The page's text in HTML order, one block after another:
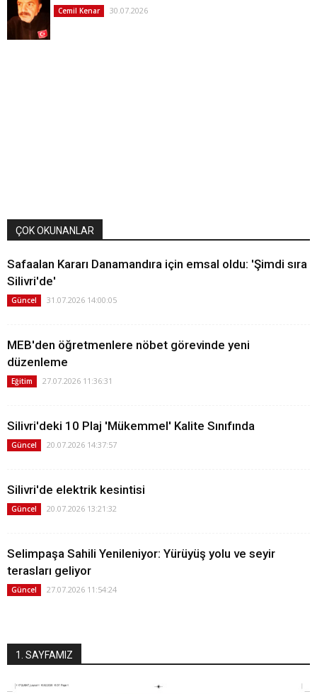
Cemil Kenar 30.07.2026
ÇOK OKUNANLAR
Safaalan Kararı Danamandıra için emsal oldu: 'Şimdi sıra
Silivri'de'
Güncel 31.07.2026 14:00:05
MEB'den öğretmenlere nöbet görevinde yeni
düzenleme
Eğitim 27.07.2026 11:36:31
Silivri'deki 10 Plaj 'Mükemmel' Kalite Sınıfında
Güncel 20.07.2026 14:37:57
Silivri'de elektrik kesintisi
Güncel 20.07.2026 13:21:32
Selimpaşa Sahili Yenileniyor: Yürüyüş yolu ve seyir
terasları geliyor
Güncel 27.07.2026 11:54:24
1. SAYFAMIZ